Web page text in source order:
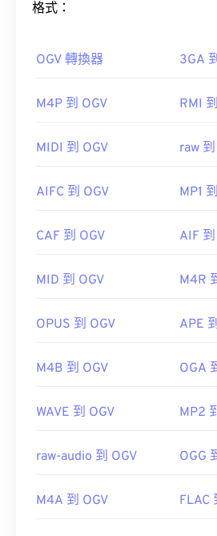
由於 MP3 檔案非常普及，大多
iTunes
預
另一個可以開啟 MP3 檔案的程式
檔名。
TeslaCrypt 3.0Crypt 3.勒索軟
初始發布：1993
https://en.wikipedia.org/wiki/
a/music-player-application-
料。
如何開啟 OGV 檔案？
VLC 媒體播放器 是開啟 OGV 檔
Winamp
OGV 可以在Windows Media
href="https://www.xiph.org/
DirectShow 的，則無需此過濾
開發者： Xiph.Org 基金會
https://en.wikipedia.org/wiki/
格式：
OGV 轉換器 3GA
M4P 到 OGV RMI
MIDI 到 OGV raw
AIFC 到 OGV MP1
CAF 到 OGV AIF
MID 到 OGV M4R
OPUS 到 OGV APE
M4B 到 OGV OGA
WAVE 到 OGV MP2
raw-audio 到 OGV OGG
M4A 到 OGV FLAC